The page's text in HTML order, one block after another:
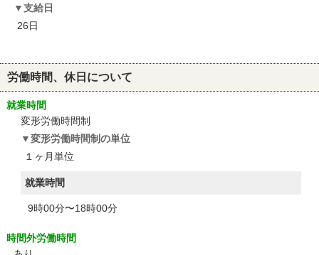
支給日
26日
労働時間、休日について
就業時間
変形労働時間制
変形労働時間制の単位
１ヶ月単位
就業時間
9時00分〜18時00分
時間外労働時間